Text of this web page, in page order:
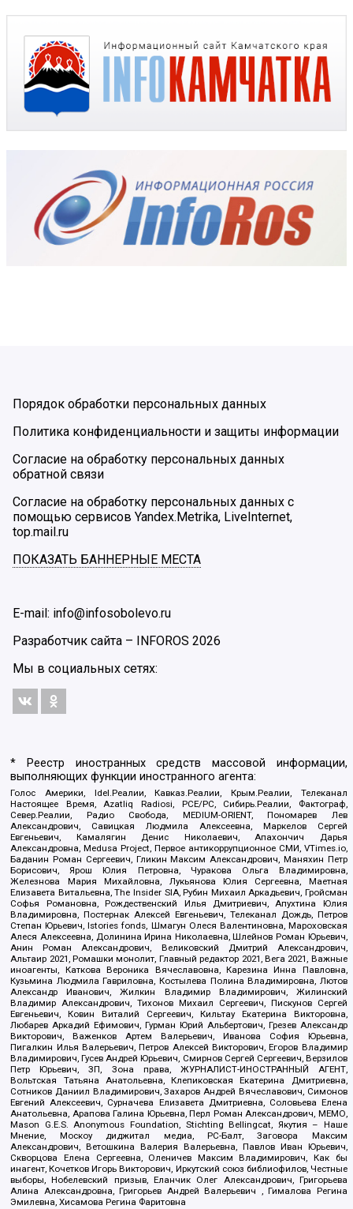
Порядок обработки персональных данных
Политика конфиденциальности и защиты информации
Согласие на обработку персональных данных
обратной связи
Согласие на обработку персональных данных с
помощью сервисов Yandex.Metrika, LiveInternet,
top.mail.ru
ПОКАЗАТЬ БАННЕРНЫЕ МЕСТА
E-mail: info@infosobolevo.ru
Разработчик сайта – INFOROS 2026
Мы в социальных сетях:
* Реестр иностранных средств массовой информации,
выполняющих функции иностранного агента:
Голос Америки, Idel.Реалии, Кавказ.Реалии, Крым.Реалии, Телеканал
Настоящее Время, Azatliq Radiosi, PCE/PC, Сибирь.Реалии, Фактограф,
Север.Реалии, Радио Свобода, MEDIUM-ORIENT, Пономарев Лев
Александрович, Савицкая Людмила Алексеевна, Маркелов Сергей
Евгеньевич, Камалягин Денис Николаевич, Апахончич Дарья
Александровна, Medusa Project, Первое антикоррупционное СМИ, VTimes.io,
Баданин Роман Сергеевич, Гликин Максим Александрович, Маняхин Петр
Борисович, Ярош Юлия Петровна, Чуракова Ольга Владимировна,
Железнова Мария Михайловна, Лукьянова Юлия Сергеевна, Маетная
Елизавета Витальевна, The Insider SIA, Рубин Михаил Аркадьевич, Гройсман
Софья Романовна, Рождественский Илья Дмитриевич, Апухтина Юлия
Владимировна, Постернак Алексей Евгеньевич, Телеканал Дождь, Петров
Степан Юрьевич, Istories fonds, Шмагун Олеся Валентиновна, Мароховская
Алеся Алексеевна, Долинина Ирина Николаевна, Шлейнов Роман Юрьевич,
Анин Роман Александрович, Великовский Дмитрий Александрович,
Альтаир 2021, Ромашки монолит, Главный редактор 2021, Вега 2021, Важные
иноагенты, Каткова Вероника Вячеславовна, Карезина Инна Павловна,
Кузьмина Людмила Гавриловна, Костылева Полина Владимировна, Лютов
Александр Иванович, Жилкин Владимир Владимирович, Жилинский
Владимир Александрович, Тихонов Михаил Сергеевич, Пискунов Сергей
Евгеньевич, Ковин Виталий Сергеевич, Кильтау Екатерина Викторовна,
Любарев Аркадий Ефимович, Гурман Юрий Альбертович, Грезев Александр
Викторович, Важенков Артем Валерьевич, Иванова София Юрьевна,
Пигалкин Илья Валерьевич, Петров Алексей Викторович, Егоров Владимир
Владимирович, Гусев Андрей Юрьевич, Смирнов Сергей Сергеевич, Верзилов
Петр Юрьевич, ЗП, Зона права, ЖУРНАЛИСТ-ИНОСТРАННЫЙ АГЕНТ,
Вольтская Татьяна Анатольевна, Клепиковская Екатерина Дмитриевна,
Сотников Даниил Владимирович, Захаров Андрей Вячеславович, Симонов
Евгений Алексеевич, Сурначева Елизавета Дмитриевна, Соловьева Елена
Анатольевна, Арапова Галина Юрьевна, Перл Роман Александрович, МЕМО,
Mason G.E.S. Anonymous Foundation, Stichting Bellingcat, Якутия – Наше
Мнение, Москоу диджитал медиа, РС-Балт, Заговора Максим
Александрович, Ветошкина Валерия Валерьевна, Павлов Иван Юрьевич,
Скворцова Елена Сергеевна, Оленичев Максим Владимирович, Как бы
инагент, Кочетков Игорь Викторович, Иркутский союз библиофилов, Честные
выборы, Нобелевский призыв, Еланчик Олег Александрович, Григорьева
Алина Александровна, Григорьев Андрей Валерьевич , Гималова Регина
Эмилевна, Хисамова Регина Фаритовна